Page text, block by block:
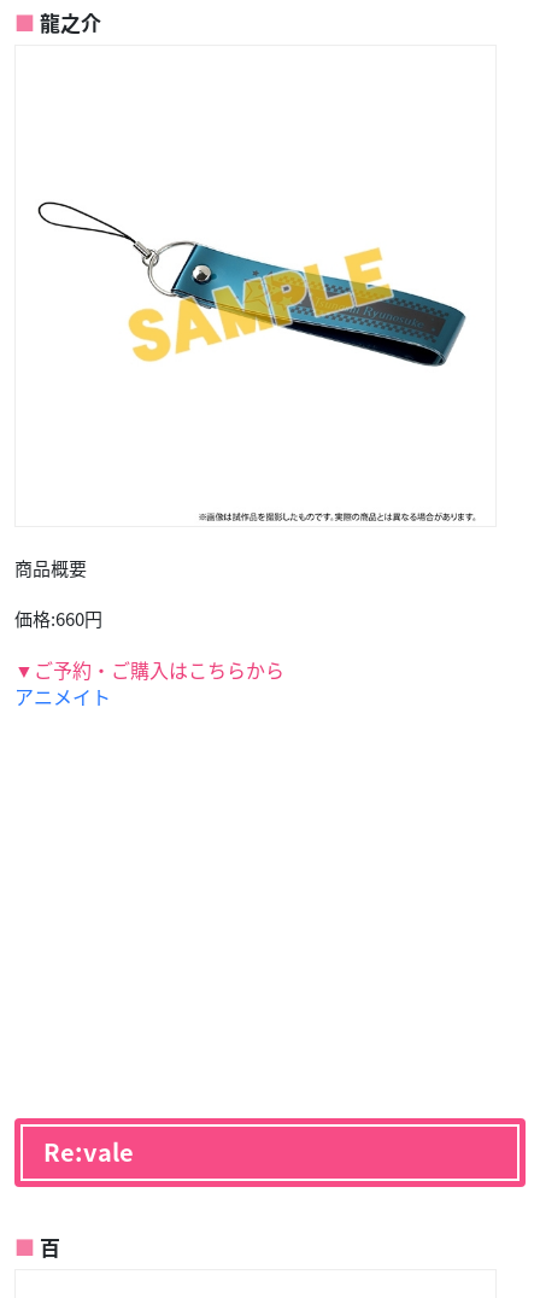
龍之介
商品概要
価格:660円
▼ご予約・ご購入はこちらから
アニメイト
Re:vale
百